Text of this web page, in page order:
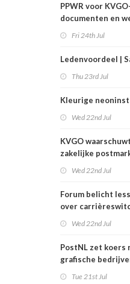
PPWR voor
documenten en
Fri 24th Jul
Ledenvoordeel |
Thu 23rd Jul
Kleurige
Wed 22nd Jul
KVGO
zakelijke
Wed 22nd Jul
Forum belicht
over
Wed 22nd Jul
PostNL zet
grafische
Tue 21st Jul